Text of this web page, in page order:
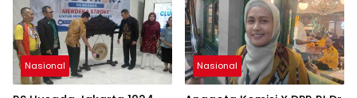
Nasional Nasional